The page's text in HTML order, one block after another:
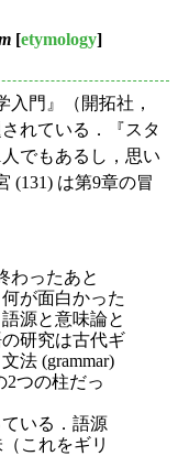
[etymology]
門』（開拓社，
れている．『スタ
でもあるし，思い
(131) は第9章の冒
わったあと
が面白かった
源と意味論と
研究は古代ギ
法 (grammar)
2つの柱だっ
いる．語源
これをギリ